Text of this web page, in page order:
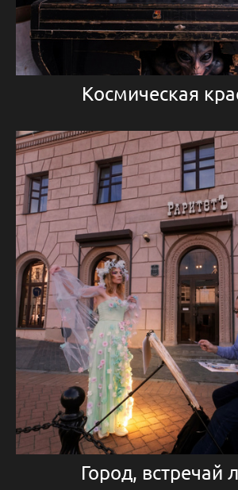
Космическая
Город, встречай